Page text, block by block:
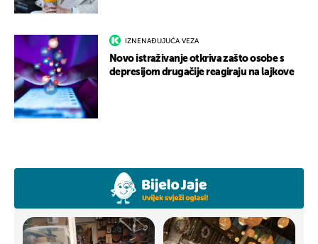
IZNENAĐUJUĆA VEZA
Novo istraživanje otkriva zašto osobe s
depresijom drugačije reagiraju na lajkove